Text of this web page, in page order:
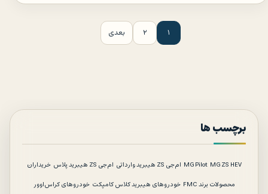
صفحه‌بندی نوشته‌ها
۱ ۲ بعدی
برچسب ها
MG Pilot MG ZS HEV ام‌جی ZS هیبرید وارداتی ام‌جی ZS هیبرید پلاس خریداران
محصولات برند FMC خودروهای هیبرید کلاس کامپکت خودروهای کراس‌اوور